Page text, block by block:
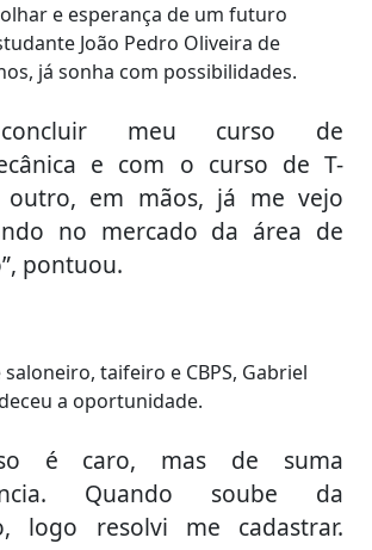
e esperança de um futuro
João Pedro Oliveira de
já sonha com possibilidades.
meu curso de
e com o curso de T-
outro, em mãos, já me vejo
no mercado da área de
pontuou.
taifeiro e CBPS, Gabriel
a oportunidade.
é caro, mas de suma
Quando soube da
logo resolvi me cadastrar.